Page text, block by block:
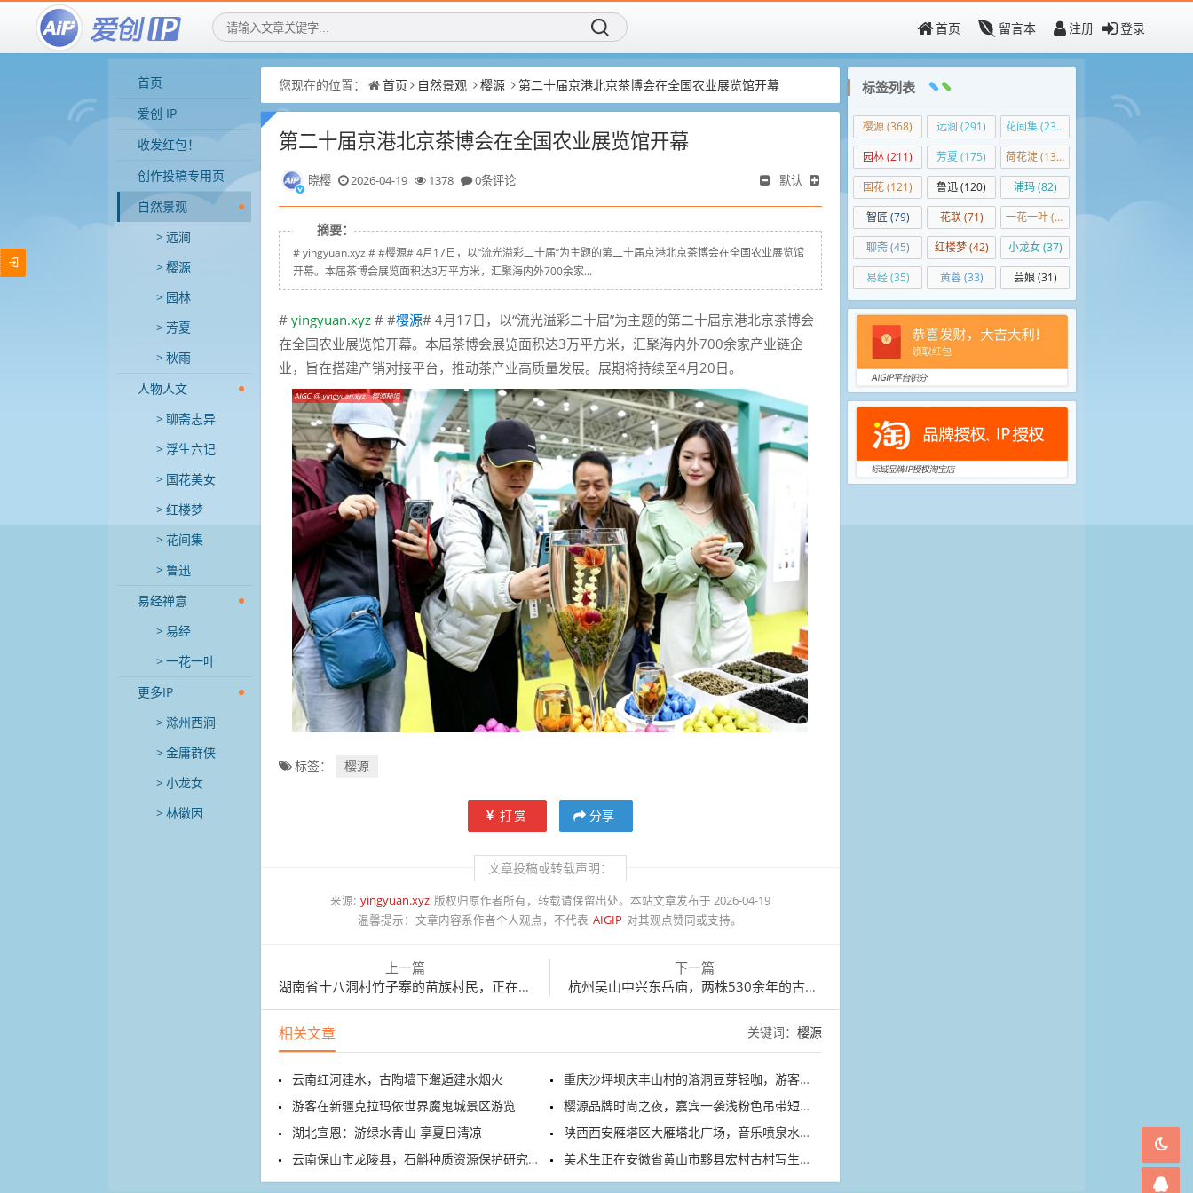
首页 留言本 注册 登录
首页
爱创 IP
收发红包！
创作投稿专用页
自然景观
远涧
樱源
园林
芳夏
秋雨
人物人文
聊斋志异
浮生六记
国花美女
红楼梦
花间集
鲁迅
易经禅意
易经
一花一叶
更多IP
滁州西涧
金庸群侠
小龙女
林徽因
您现在的位置： 首页 自然景观 樱源 第二十届京港北京茶博会在全国农业展览馆开幕
第二十届京港北京茶博会在全国农业展览馆开幕
晓樱 2026-04-19 1378 0条评论 默认
摘要：
# yingyuan.xyz # #樱源# 4月17日，以“流光溢彩二十届”为主题的第二十届京港北京茶博会在全国农业展览馆
开幕。本届茶博会展览面积达3万平方米，汇聚海内外700余家...
# yingyuan.xyz # #樱源# 4月17日，以“流光溢彩二十届”为主题的第二十届京港北京茶博会
在全国农业展览馆开幕。本届茶博会展览面积达3万平方米，汇聚海内外700余家产业链企
业，旨在搭建产销对接平台，推动茶产业高质量发展。展期将持续至4月20日。
标签： 樱源
打赏 分享
文章投稿或转载声明：
来源: yingyuan.xyz 版权归原作者所有，转载请保留出处。本站文章发布于 2026-04-19
温馨提示：文章内容系作者个人观点，不代表 AIGIP 对其观点赞同或支持。
上一篇
湖南省十八洞村竹子寨的苗族村民，正在网络直播
下一篇
杭州吴山中兴东岳庙，两株530余年的古楸树绚烂绽放
相关文章 关键词： 樱源
云南红河建水，古陶墙下邂逅建水烟火
重庆沙坪坝庆丰山村的溶洞豆芽轻咖，游客正在游览打卡
游客在新疆克拉玛依世界魔鬼城景区游览
樱源品牌时尚之夜，嘉宾一袭浅粉色吊带短裙亮相
湖北宣恩：游绿水青山 享夏日清凉
陕西西安雁塔区大雁塔北广场，音乐喷泉水舞秀精彩上演
云南保山市龙陵县，石斛种质资源保护研究中心
美术生正在安徽省黄山市黟县宏村古村写生创作
标签列表
樱源(368) 远涧 (291) 花间集(236)
园林(211) 芳夏 (175) 荷花淀(138)
国花(121) 鲁迅(120) 浦玛(82)
智匠 (79) 花联(71) 一花一叶(50)
聊斋(45) 红楼梦(42) 小龙女(37)
易经(35) 黄蓉(33) 芸娘(31)